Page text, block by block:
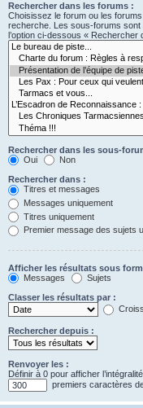
Rechercher dans les forums :
Choisissez le forum ou les
recherche. Les sous-forums
l’option ci-dessous « Rechercher
Rechercher dans les sous-
Oui
Non
Rechercher dans :
Titres et messages
Messages uniquement
Titres uniquement
Premier message des sujets
Afficher les résultats sous
Messages
Sujets
Classer les résultats par :
Rechercher depuis :
Renvoyer les :
Définir à 0 pour afficher
premiers caractères